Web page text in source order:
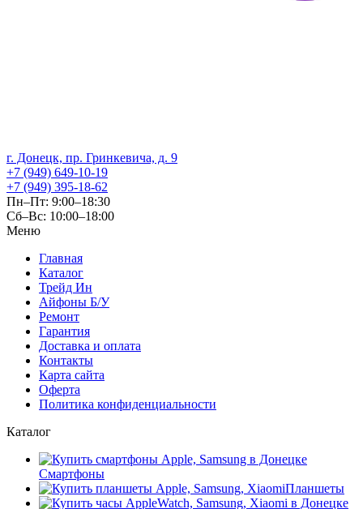
г. Донецк, пр. Гринкевича, д. 9
+7 (949) 649-10-19
+7 (949) 395-18-62
Пн–Пт: 9:00–18:30
Сб–Вс: 10:00–18:00
Меню
Главная
Каталог
Трейд Ин
Айфоны Б/У
Ремонт
Гарантия
Доставка и оплата
Контакты
Карта сайта
Оферта
Политика конфиденциальности
Каталог
Смартфоны
Планшеты